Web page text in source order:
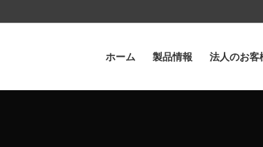
ホーム 製品情報 法人のお客